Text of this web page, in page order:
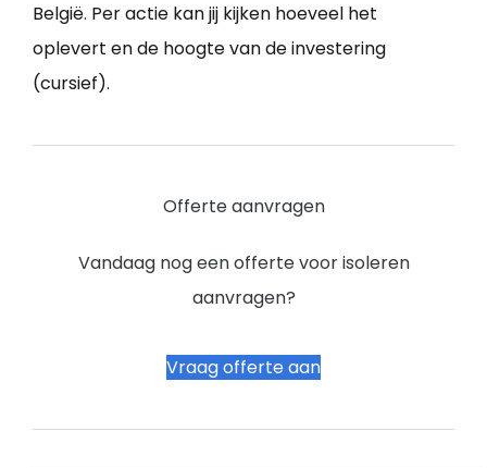
België. Per actie kan jij kijken hoeveel het
oplevert en de hoogte van de investering
(cursief).
Offerte aanvragen
Vandaag nog een offerte voor isoleren
aanvragen?
Vraag offerte aan